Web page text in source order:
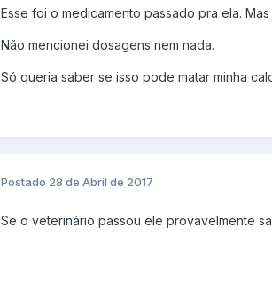
Esse foi o medicamento passado pra ela.
Não mencionei dosagens nem nada.
Só queria saber se isso pode matar minha
Postado 28 de Abril de 2017
Se o veterinário passou ele provavelmente